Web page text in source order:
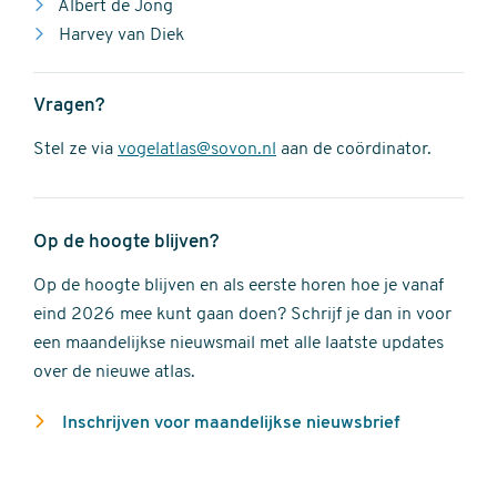
Albert de Jong
Harvey van Diek
Vragen?
Stel ze via vogelatlas@sovon.nl aan de coördinator.
Op de hoogte blijven?
Op de hoogte blijven en als eerste horen hoe je vanaf
eind 2026 mee kunt gaan doen? Schrijf je dan in voor
een maandelijkse nieuwsmail met alle laatste updates
over de nieuwe atlas.
Inschrijven voor maandelijkse nieuwsbrief